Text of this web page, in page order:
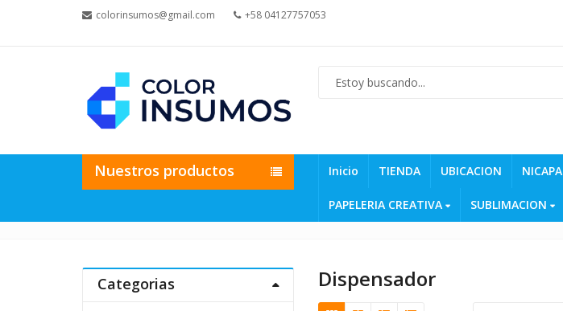
colorinsumos@gmail.com +58 04127757053
Nuestros productos Inicio TIENDA UBICACION NICAPA
PAPELERIA CREATIVA SUBLIMACION
Dispensador
Categorias